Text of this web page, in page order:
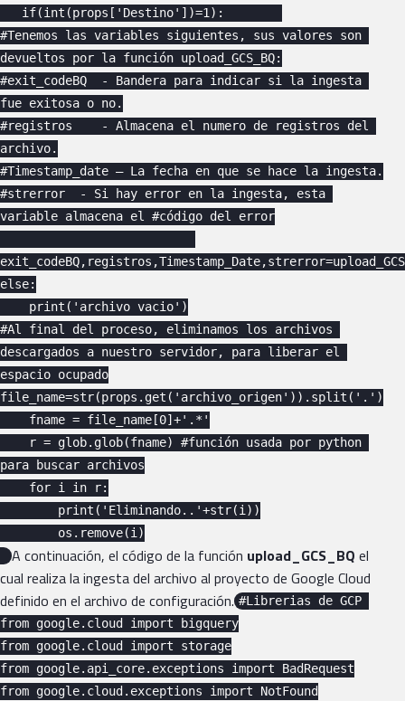
#Tenemos las variables siguientes, sus valores son
devueltos por la función upload_GCS_BQ:
#exit_codeBQ  - Bandera para indicar si la ingesta
fue exitosa o no.
#registros    - Almacena el numero de registros del
archivo.
#Timestamp_date – La fecha en que se hace la ingesta.
#strerror  - Si hay error en la ingesta, esta
variable almacena el #código del error
else:
#Al final del proceso, eliminamos los archivos
descargados a nuestro servidor, para liberar el
espacio ocupado
file_name=str(props.get('archivo_origen')).split('.')
para buscar archivos
A continuación, el código de la función upload_GCS_BQel
cual realiza la ingesta del archivo al proyecto de Google Cloud
definido en el archivo de configuración. #Librerias de GCP
from google.cloud import bigquery
from google.cloud import storage
from google.api_core.exceptions import BadRequest
from google.cloud.exceptions import NotFound